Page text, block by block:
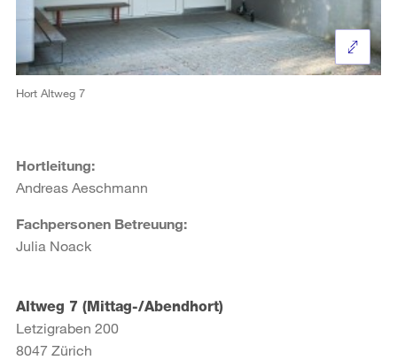
Hort Altweg 7
Hortleitung:
Andreas Aeschmann
Fachpersonen Betreuung:
Julia Noack
Altweg 7 (Mittag-/Abendhort)
Letzigraben 200
8047 Zürich